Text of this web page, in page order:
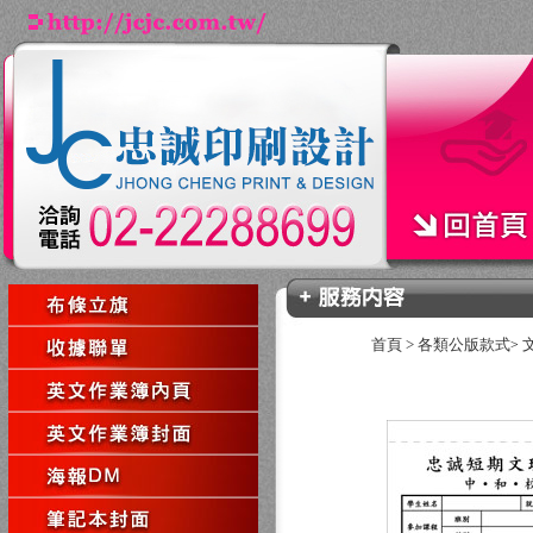
首頁 >各類公版款式>